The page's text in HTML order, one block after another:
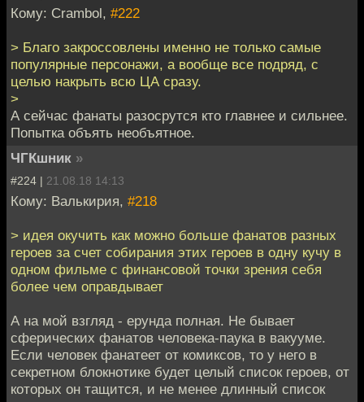
Кому: Crambol, #222
> Благо закроссовлены именно не только самые
популярные персонажи, а вообще все подряд, с
целью накрыть всю ЦА сразу.
>
А сейчас фанаты разосрутся кто главнее и сильнее.
Попытка объять необъятное.
ЧГКшник »
#224 | 21.08.18 14:13
Кому: Валькирия, #218
> идея окучить как можно больше фанатов разных
героев за счет собирания этих героев в одну кучу в
одном фильме с финансовой точки зрения себя
более чем оправдывает
А на мой взгляд - ерунда полная. Не бывает
сферических фанатов человека-паука в вакууме.
Если человек фанатеет от комиксов, то у него в
секретном блокнотике будет целый список героев, от
которых он тащится, и не менее длинный список